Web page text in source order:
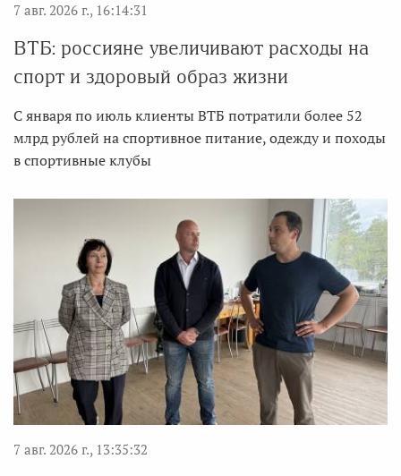
7 авг. 2026 г., 16:14:31
ВТБ: россияне увеличивают расходы на
спорт и здоровый образ жизни
С января по июль клиенты ВТБ потратили более 52
млрд рублей на спортивное питание, одежду и походы
в спортивные клубы
7 авг. 2026 г., 13:35:32